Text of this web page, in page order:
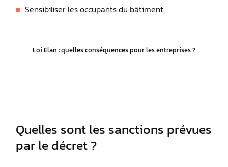
Sensibiliser les occupants du bâtiment.
Loi Elan : quelles conséquences pour les entreprises ?
Quelles sont les sanctions prévues
par le décret ?